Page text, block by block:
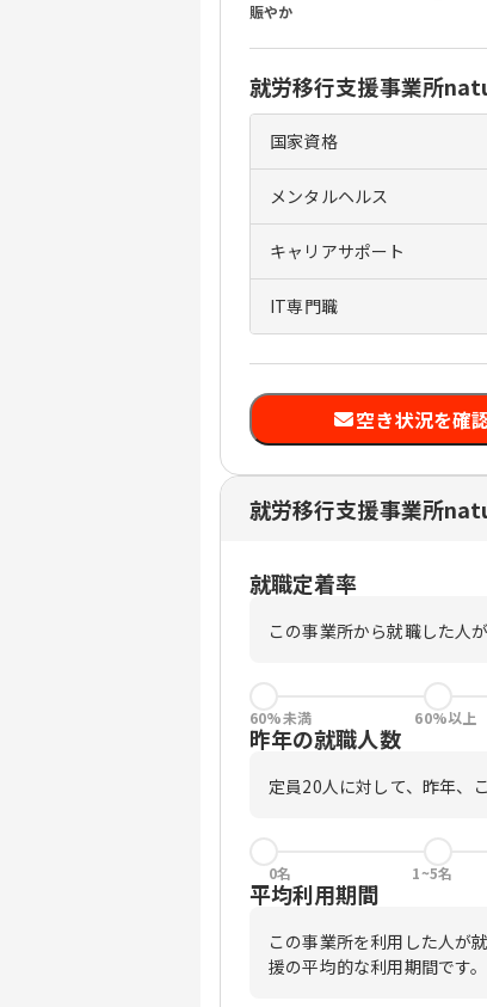
賑やか
就労移行支援事業所
国家資格
メンタルヘルス
キャリアサポート
IT専門職
空き状況を確
就労移行支援事業所
就職定着率
この事業所から就職した人
60%未満 60%以上
昨年の就職人数
定員20人に対して、昨年、
0名 1~5名
平均利用期間
この事業所を利用した人が
援の平均的な利用期間です。